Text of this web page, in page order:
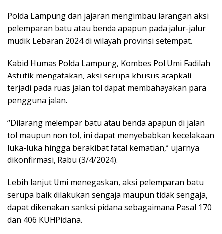
Polda Lampung dan jajaran mengimbau larangan aksi
pelemparan batu atau benda apapun pada jalur-jalur
mudik Lebaran 2024 di wilayah provinsi setempat.
Kabid Humas Polda Lampung, Kombes Pol Umi Fadilah
Astutik mengatakan, aksi serupa khusus acapkali
terjadi pada ruas jalan tol dapat membahayakan para
pengguna jalan.
“Dilarang melempar batu atau benda apapun di jalan
tol maupun non tol, ini dapat menyebabkan kecelakaan
luka-luka hingga berakibat fatal kematian,” ujarnya
dikonfirmasi, Rabu (3/4/2024).
Lebih lanjut Umi menegaskan, aksi pelemparan batu
serupa baik dilakukan sengaja maupun tidak sengaja,
dapat dikenakan sanksi pidana sebagaimana Pasal 170
dan 406 KUHPidana.